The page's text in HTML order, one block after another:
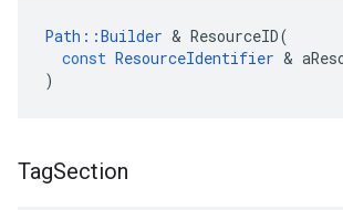
Path ::Builder & ResourceID(
const ResourceIdentifier &
)
TagSection